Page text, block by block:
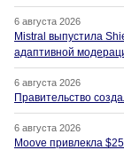
6 августа 2026
Mistral выпустила
адаптивной
6 августа 2026
Правительство
6 августа 2026
Moove привлекла